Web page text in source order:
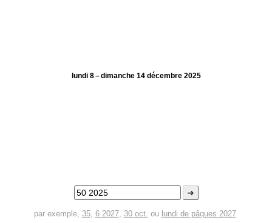
lundi 8 – dimanche 14 décembre 2025
➜
par exemple, 35, 6 2027, 30 oct. ou lundi de pâques 2027.